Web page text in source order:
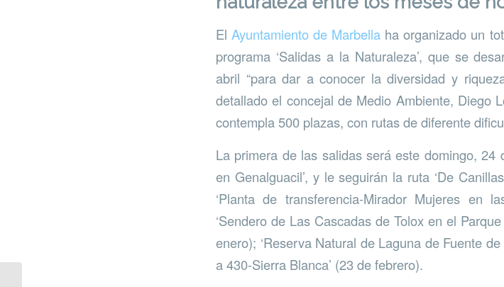
ElAyuntamiento de Marbella ha organizado un
programa ‘Salidas a la Naturaleza’, que se
abril “para dar a conocer la diversidad y
detallado el concejal de Medio Ambiente, Diego
contempla 500 plazas, con rutas de diferente
La primera de las salidas será este domingo, 24
en Genalguacil’, y le seguirán la ruta ‘De
‘Planta de transferencia-Mirador Mujeres en
‘Sendero de Las Cascadas de Tolox en el
enero); ‘Reserva Natural de Laguna de Fuente
a 430-Sierra Blanca’ (23 de febrero).